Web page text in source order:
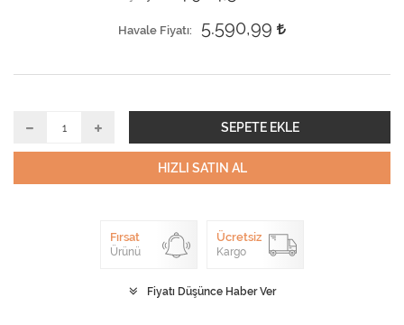
Havale Fiyatı 5.590,99
SEPETE EKLE
HIZLI SATIN AL
Fırsat
Ürünü
Ücretsiz
Kargo
Fiyatı Düşünce Haber Ver